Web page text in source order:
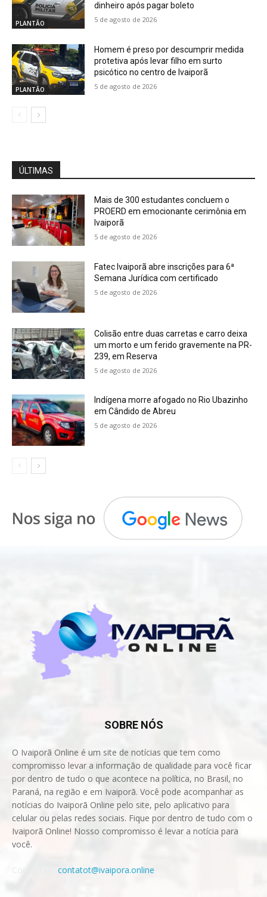
PLANTÃO
dinheiro após pagar boleto
5 de agosto de 2026
PLANTÃO
Homem é preso por descumprir medida
protetiva após levar filho em surto
psicótico no centro de Ivaiporã
5 de agosto de 2026
ÚLTIMAS
Mais de 300 estudantes concluem o
PROERD em emocionante cerimônia em
Ivaiporã
5 de agosto de 2026
Fatec Ivaiporã abre inscrições para 6ª
Semana Jurídica com certificado
5 de agosto de 2026
Colisão entre duas carretas e carro deixa
um morto e um ferido gravemente na PR-
239, em Reserva
5 de agosto de 2026
Indígena morre afogado no Rio Ubazinho
em Cândido de Abreu
5 de agosto de 2026
SOBRE NÓS
O Ivaiporã Online é um site de notícias que tem como
compromisso levar a informação de qualidade para você ficar
por dentro de tudo o que acontece na política, no Brasil, no
Paraná, na região e em Ivaiporã. Você pode acompanhar as
notícias do Ivaiporã Online pelo site, pelo aplicativo para
celular ou pelas redes sociais. Fique por dentro de tudo com o
Ivaiporã Online! Nosso compromisso é levar a notícia para
você.
contatot@ivaipora.online